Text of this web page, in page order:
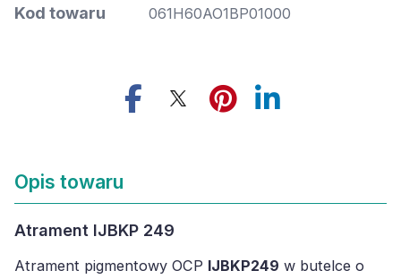
Kod towaru 061H60AO1BP01000
Opis towaru
Atrament IJBKP 249
Atrament pigmentowy OCP IJBKP249 w butelce o